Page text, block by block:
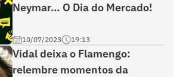
Neymar… O Dia do Mercado!
10/07/2023 19:13
Vidal deixa o Flamengo:
relembre momentos da